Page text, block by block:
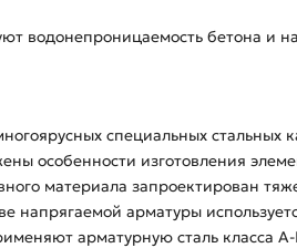
водонепроницаемость бетона и
специальных стальных
особенности изготовления
материала запроектирован
арматуры
арматурную сталь класса